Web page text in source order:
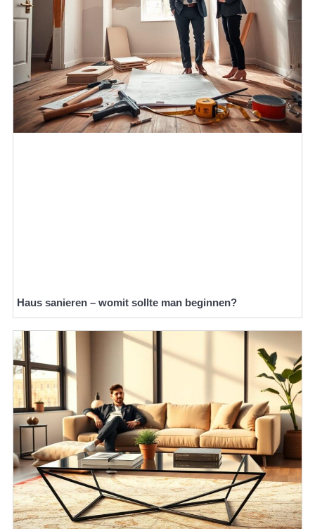
Haus sanieren – womit sollte man beginnen?